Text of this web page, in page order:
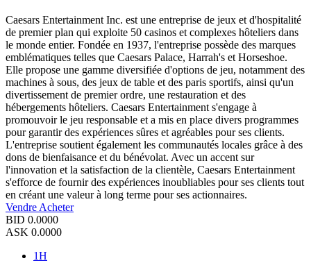
Caesars Entertainment Inc. est une entreprise de jeux et d'hospitalité
de premier plan qui exploite 50 casinos et complexes hôteliers dans
le monde entier. Fondée en 1937, l'entreprise possède des marques
emblématiques telles que Caesars Palace, Harrah's et Horseshoe.
Elle propose une gamme diversifiée d'options de jeu, notamment des
machines à sous, des jeux de table et des paris sportifs, ainsi qu'un
divertissement de premier ordre, une restauration et des
hébergements hôteliers. Caesars Entertainment s'engage à
promouvoir le jeu responsable et a mis en place divers programmes
pour garantir des expériences sûres et agréables pour ses clients.
L'entreprise soutient également les communautés locales grâce à des
dons de bienfaisance et du bénévolat. Avec un accent sur
l'innovation et la satisfaction de la clientèle, Caesars Entertainment
s'efforce de fournir des expériences inoubliables pour ses clients tout
en créant une valeur à long terme pour ses actionnaires.
Vendre Acheter
BID 0.0000
ASK 0.0000
1H